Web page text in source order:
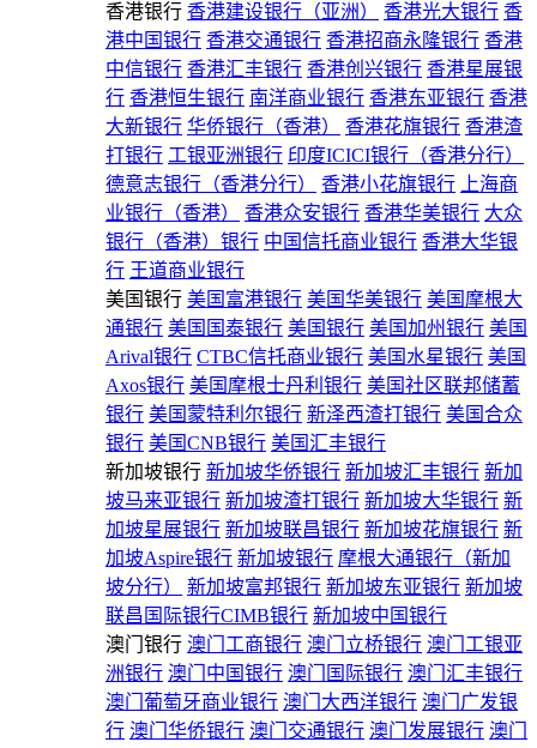
香港银行 香港建设银行（亚洲） 香港光大银行 香
港中国银行 香港交通银行 香港招商永隆银行 香港
中信银行 香港汇丰银行 香港创兴银行 香港星展银
行 香港恒生银行 南洋商业银行 香港东亚银行 香港
大新银行 华侨银行（香港） 香港花旗银行 香港渣
打银行 工银亚洲银行 印度ICICI银行（香港分行）
德意志银行（香港分行）
香港小花旗银行
上海商
业银行（香港）
香港众安银行 香港华美银行 大众
银行（香港）银行 中国信托商业银行 香港大华银
行 王道商业银行
美国银行 美国富港银行 美国华美银行 美国摩根大
通银行 美国国泰银行 美国银行 美国加州银行 美国
Arival银行 CTBC信托商业银行 美国水星银行 美国
Axos银行 美国摩根士丹利银行 美国社区联邦储蓄
银行 美国蒙特利尔银行 新泽西渣打银行 美国合众
银行 美国CNB银行 美国汇丰银行
新加坡银行 新加坡华侨银行 新加坡汇丰银行 新加
坡马来亚银行 新加坡渣打银行 新加坡大华银行 新
加坡星展银行 新加坡联昌银行 新加坡花旗银行 新
加坡Aspire银行 新加坡银行 摩根大通银行（新加
坡分行）
新加坡富邦银行 新加坡东亚银行 新加坡
联昌国际银行CIMB银行 新加坡中国银行
澳门银行 澳门工商银行 澳门立桥银行 澳门工银亚
洲银行 澳门中国银行 澳门国际银行 澳门汇丰银行
澳门葡萄牙商业银行 澳门大西洋银行 澳门广发银
行 澳门华侨银行 澳门交通银行 澳门发展银行 澳门